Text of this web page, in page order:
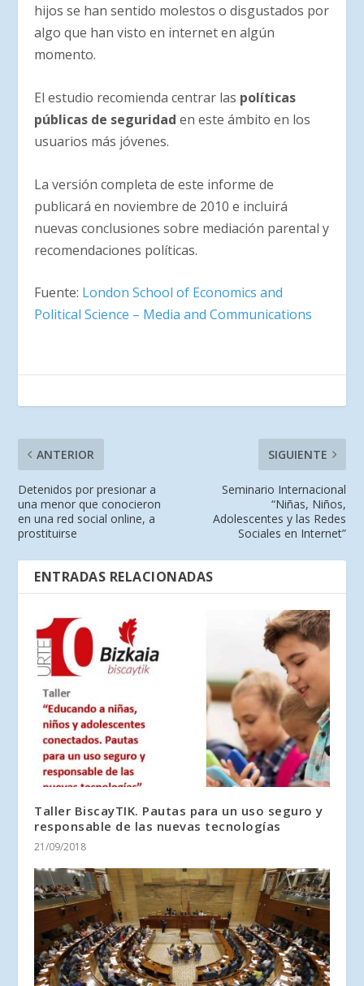
hijos se han sentido molestos o disgustados por
algo que han visto en internet en algún
momento.
El estudio recomienda centrar las políticas
públicas de seguridad en este ámbito en los
usuarios más jóvenes.
La versión completa de este informe de
publicará en noviembre de 2010 e incluirá
nuevas conclusiones sobre mediación parental y
recomendaciones políticas.
Fuente: London School of Economics and
Political Science – Media and Communications
ANTERIOR
Detenidos por presionar a
una menor que conocieron
en una red social online, a
prostituirse
SIGUIENTE
Seminario Internacional
“Niñas, Niños,
Adolescentes y las Redes
Sociales en Internet”
ENTRADAS RELACIONADAS
Taller BiscayTIK. Pautas para un uso seguro y
responsable de las nuevas tecnologías
21/09/2018